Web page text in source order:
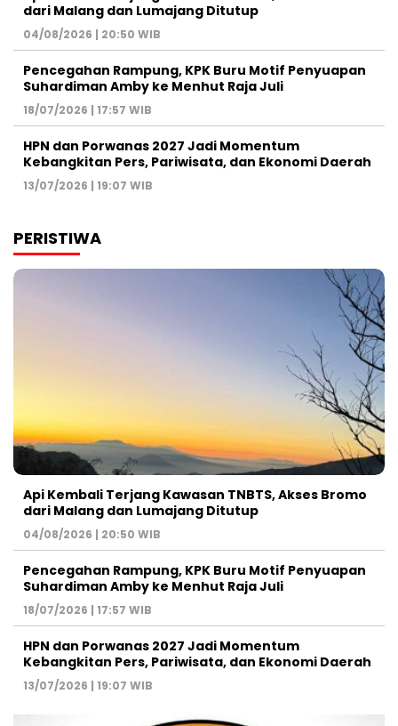
dari Malang dan Lumajang Ditutup
04/08/2026 | 20:50 WIB
Pencegahan Rampung, KPK Buru Motif Penyuapan
Suhardiman Amby ke Menhut Raja Juli
18/07/2026 | 17:57 WIB
HPN dan Porwanas 2027 Jadi Momentum
Kebangkitan Pers, Pariwisata, dan Ekonomi Daerah
13/07/2026 | 19:07 WIB
PERISTIWA
Api Kembali Terjang Kawasan TNBTS, Akses Bromo
dari Malang dan Lumajang Ditutup
04/08/2026 | 20:50 WIB
Pencegahan Rampung, KPK Buru Motif Penyuapan
Suhardiman Amby ke Menhut Raja Juli
18/07/2026 | 17:57 WIB
HPN dan Porwanas 2027 Jadi Momentum
Kebangkitan Pers, Pariwisata, dan Ekonomi Daerah
13/07/2026 | 19:07 WIB